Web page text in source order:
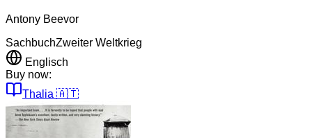
Antony Beevor
SachbuchZweiter Weltkrieg
Englisch
Buy now:
Thalia 🇦🇹